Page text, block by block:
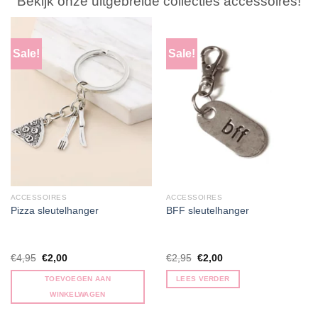
Sale!
ACCESSOIRES
Pizza sleutelhanger
€4,95 Oorspronkelijke
was:
€2,00Huidige
is:
TOEVOEGEN AAN
WINKELWAGEN
Sale!
ACCESSOIRES
BFF sleutelhanger
€2,95 Oorspronkelijke
was:
€2,95.
€2,00Huidige
is:
€2,00.
LEES VERDER